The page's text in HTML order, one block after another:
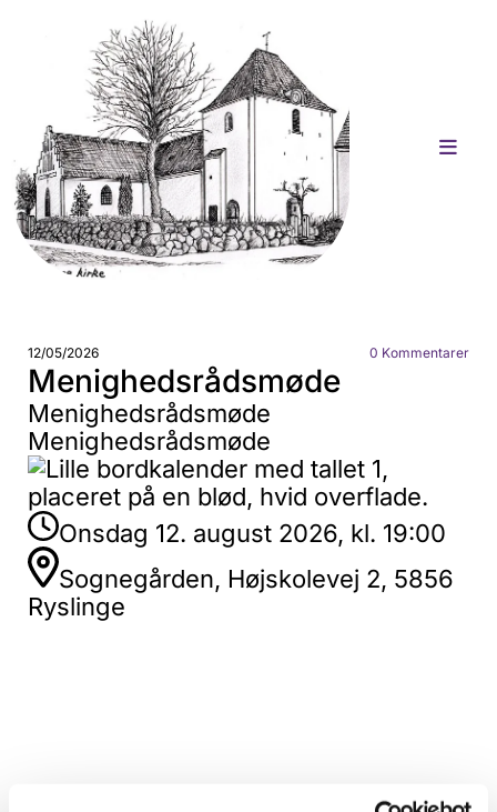
12/05/2026 0 Kommentarer
Menighedsrådsmøde
Menighedsrådsmøde
Menighedsrådsmøde
Onsdag 12. august 2026, kl. 19:00
Sognegården, Højskolevej 2, 5856
Ryslinge